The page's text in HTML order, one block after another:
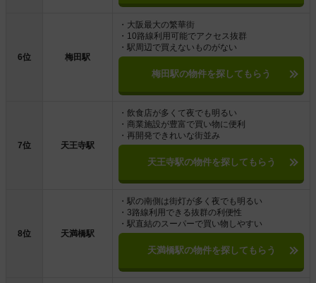
6位 梅田駅
・大阪最大の繁華街
・10路線利用可能でアクセス抜群
・駅周辺で買えないものがない
梅田駅の物件を探してもらう
7位 天王寺駅
・飲食店が多くて夜でも明るい
・商業施設が豊富で買い物に便利
・再開発できれいな街並み
天王寺駅の物件を探してもらう
8位 天満橋駅
・駅の南側は街灯が多く夜でも明るい
・3路線利用できる抜群の利便性
・駅直結のスーパーで買い物しやすい
天満橋駅の物件を探してもらう